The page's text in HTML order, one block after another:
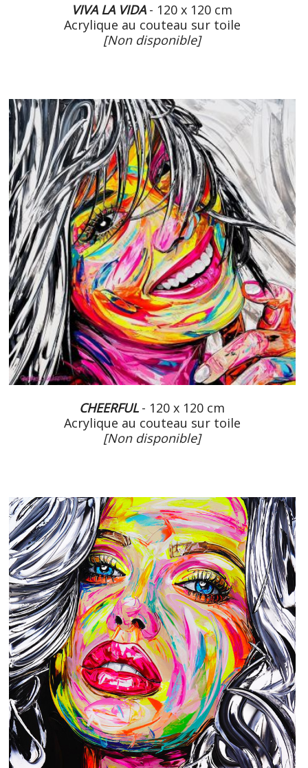
VIVA LA VIDA- 120 x 120 cm
Acrylique au couteau sur toile
[Non disponible]
CHEERFUL- 120 x 120 cm
Acrylique au couteau sur toile
[Non disponible]